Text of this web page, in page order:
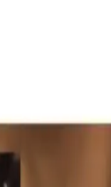
kazandırır, hızlı
sağlar.